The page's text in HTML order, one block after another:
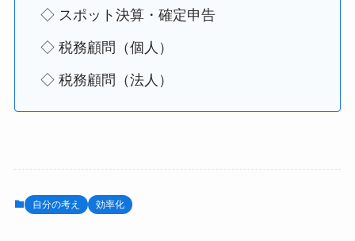
◇ スポット決算・確定申告
◇ 税務顧問（個人）
◇ 税務顧問（法人）
自分の考え 効率化